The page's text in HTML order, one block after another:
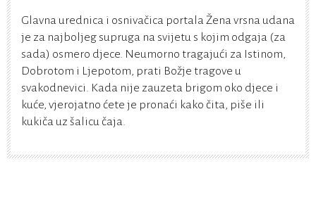
Glavna urednica i osnivačica portala Žena vrsna udana
je za najboljeg supruga na svijetu s kojim odgaja (za
sada) osmero djece. Neumorno tragajući za Istinom,
Dobrotom i Ljepotom, prati Božje tragove u
svakodnevici. Kada nije zauzeta brigom oko djece i
kuće, vjerojatno ćete je pronaći kako čita, piše ili
kukiča uz šalicu čaja.